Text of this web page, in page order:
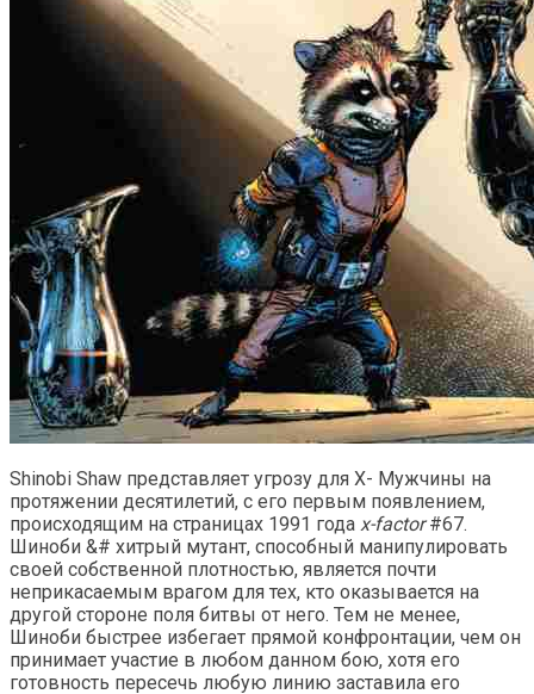
Shinobi Shaw представляет угрозу для X- Мужчины на
протяжении десятилетий, с его первым появлением,
происходящим на страницах 1991 года x-factor#67.
Шиноби &# хитрый мутант, способный манипулировать
своей собственной плотностью, является почти
неприкасаемым врагом для тех, кто оказывается на
другой стороне поля битвы от него. Тем не менее,
Шиноби быстрее избегает прямой конфронтации, чем он
принимает участие в любом данном бою, хотя его
готовность пересечь любую линию заставила его